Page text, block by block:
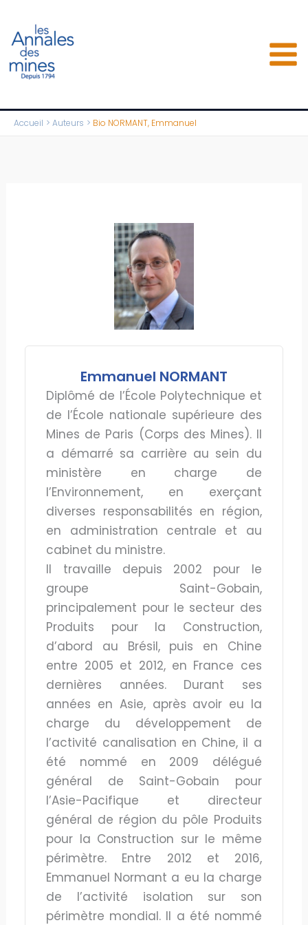
contenu
Accueil Auteurs Bio NORMANT, Emmanuel
Emmanuel NORMANT
Diplômé de l’École Polytechnique et
de l’École nationale supérieure des
Mines de Paris (Corps des Mines). Il
a démarré sa carrière au sein du
ministère en charge de
l’Environnement, en exerçant
diverses responsabilités en région,
en administration centrale et au
cabinet du ministre.
Il travaille depuis 2002 pour le
groupe Saint-Gobain,
principalement pour le secteur des
Produits pour la Construction,
d’abord au Brésil, puis en Chine
entre 2005 et 2012, en France ces
dernières années. Durant ses
années en Asie, après avoir eu la
charge du développement de
l’activité canalisation en Chine, il a
été nommé en 2009 délégué
général de Saint-Gobain pour
l’Asie-Pacifique et directeur
général de région du pôle Produits
pour la Construction sur le même
périmètre. Entre 2012 et 2016,
Emmanuel Normant a eu la charge
de l’activité isolation sur son
périmètre mondial. Il a été nommé